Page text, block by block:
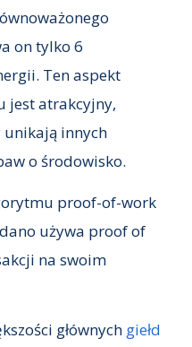
on tylko 6
Ten aspekt
jest atrakcyjny,
unikają innych
o środowisko.
proof-of-work
używa proof of
na swoim
głównych giełd